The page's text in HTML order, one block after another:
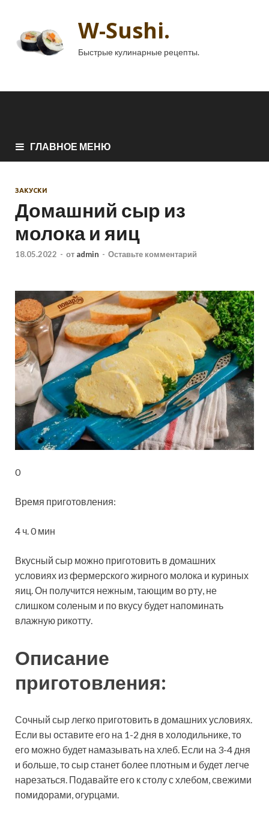
W-Sushi.
Быстрые кулинарные рецепты.
ГЛАВНОЕ МЕНЮ
ЗАКУСКИ
Домашний сыр из
молока и яиц
18.05.2022 - от admin - Оставьте комментарий
0
Время приготовления:
4 ч.0 мин
Вкусный сыр можно приготовить в домашних
условиях из фермерского жирного молока и куриных
яиц. Он получится нежным, тающим во рту, не
слишком соленым и по вкусу будет напоминать
влажную рикотту.
Описание
приготовления:
Сочный сыр легко приготовить в домашних условиях.
Если вы оставите его на 1-2 дня в холодильнике, то
его можно будет намазывать на хлеб. Если на 3-4 дня
и больше, то сыр станет более плотным и будет легче
нарезаться. Подавайте его к столу с хлебом, свежими
помидорами, огурцами.